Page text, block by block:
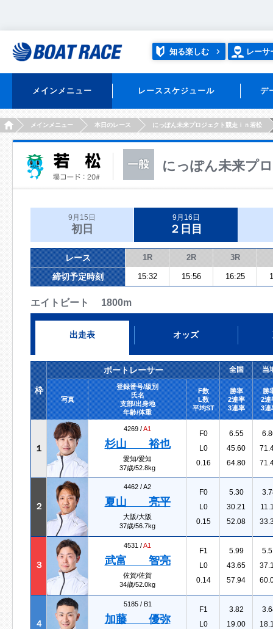
知る楽しむ レーサ
メインメニュー レーススケジュール デ
HOMEメインメニュー 本日のレース にっぽん未来プロジェクト競走ｉｎ若松
にっぽん未来プ
9月15日
初日
9月16日
２日目
レース 1R 2R 3R
締切予定時刻 15:32 15:56 16:25
エイトビート 1800m
出走表 オッズ
枠
ボートレーサー 全国 当
写真
登録番号/級別
氏名
支部/出身地
年齢/体重
F数
L数
平均ST
勝率
2連率
3連率
勝
2連
3連
１
4269 /A1
杉山 裕也
愛知/愛知
37歳/52.8kg
F0
L0
0.16
6.55
45.60
64.80
２
4462 /A2
夏山 亮平
大阪/大阪
37歳/56.7kg
F0
L0
0.15
5.30
30.21
52.08
３
4531 /A1
武富 智亮
佐賀/佐賀
34歳/52.0kg
F1
L0
0.14
5.99
43.65
57.94
４
5185 / B1
加藤 優弥
F1
L0
3.82
19.00